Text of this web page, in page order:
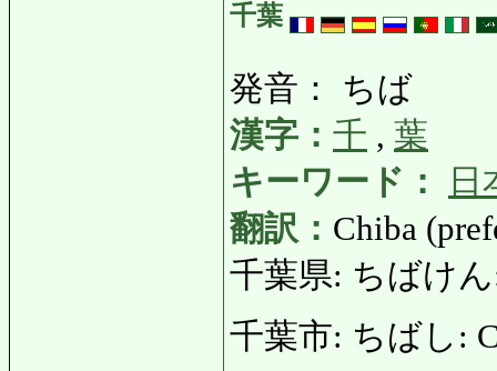
千葉
発音： ちば
漢字： 千 , 葉
キーワード：
日
翻訳： Chiba
千葉県: ちばけん
千葉市: ちばし: